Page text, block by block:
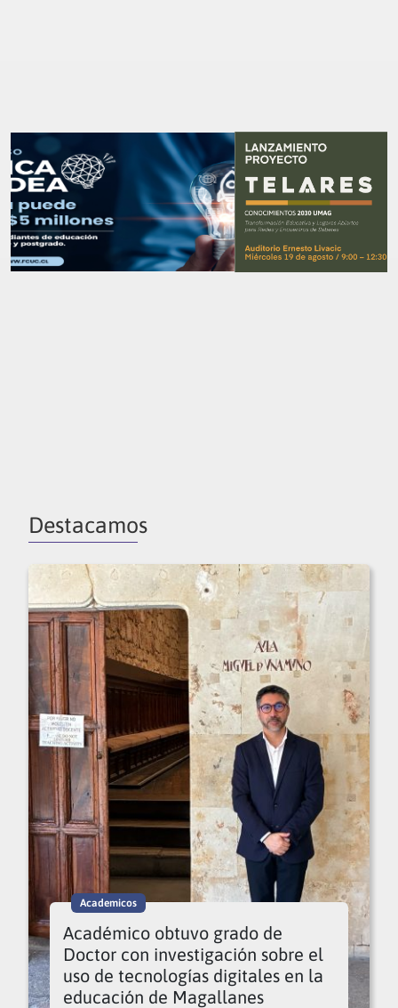
Destacamos
Academicos
Académico obtuvo grado de
Doctor con investigación sobre el
uso de tecnologías digitales en la
educación de Magallanes